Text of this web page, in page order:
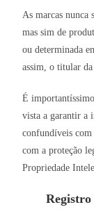
As marcas nunca
mas sim de
ou determinada
assim, o titular da
É
vista a garantir a
confundíveis com
com a proteção
Propriedade
Registro